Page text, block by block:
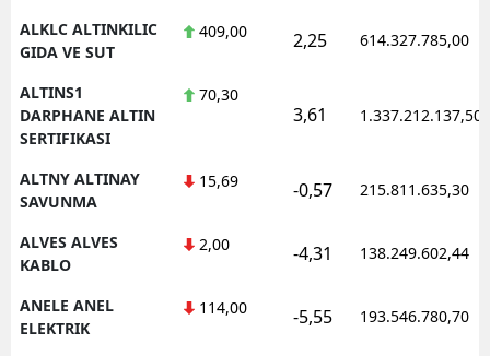
Batman
Bartın
Yalova
ALKLC ALTINKILIC
GIDA VE SUT
409,00 2,25 614.327.785,00
ALTINS1
DARPHANE ALTIN
SERTIFIKASI
70,30
3,61 1.337.212.137,50
ALTNY ALTINAY
SAVUNMA
15,69 -0,57 215.811.635,30
ALVES ALVES
KABLO
2,00 -4,31 138.249.602,44
ANELE ANEL
ELEKTRIK
114,00 -5,55 193.546.780,70